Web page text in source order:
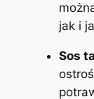
jak i
Sos